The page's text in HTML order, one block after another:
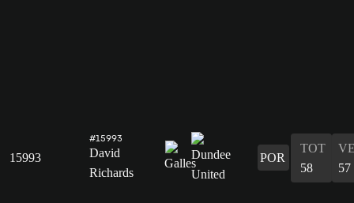
15993
#15993
David
Richards
POR
TOT
58
57